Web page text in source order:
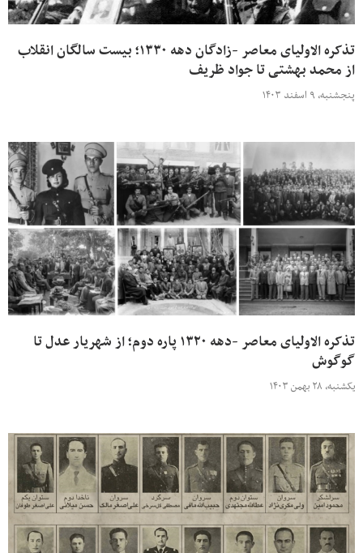
تذکره الاولیای معاصر -زادگان دهه ۱۳۳۰؛ بیست سالگان انقلاب
از محمد بهشتی تا جواد ظریف
پنجشنبه، ۹ اسفند ۱۴۰۳
تذکره الاولیای معاصر -دهه ۱۳۲۰ پاره دوم؛ از شهریار عدل تا
گوگوش
یکشنبه، ۲۸ بهمن ۱۴۰۳